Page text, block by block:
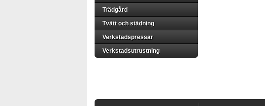
Trädgård
Tvätt och städning
Verkstadspressar
Verkstadsutrustning